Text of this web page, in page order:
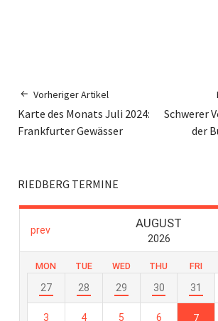
Vorheriger Artikel
Karte des Monats Juli 2024:
Frankfurter Gewässer
Schwerer
der
RIEDBERG TERMINE